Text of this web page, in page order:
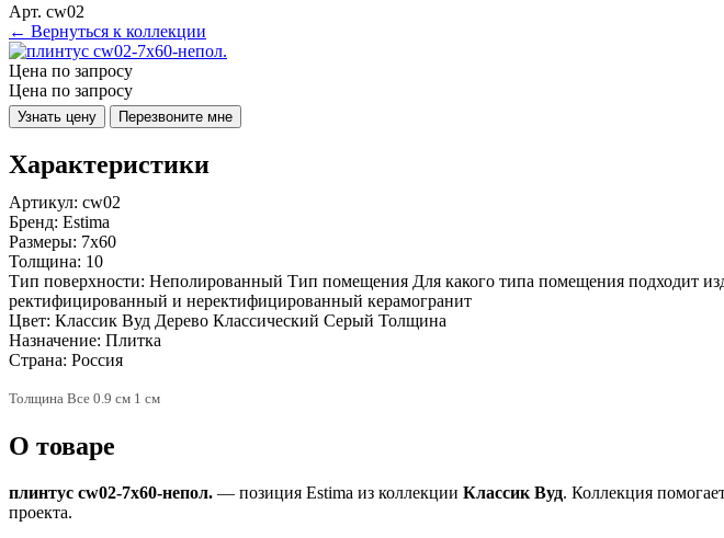
Арт. cw02
← Вернуться к коллекции
Цена по запросу
Цена по запросу
Узнать цену Перезвоните мне
Характеристики
Артикул: cw02
Бренд: Estima
Размеры: 7x60
Толщина: 10
Тип поверхности: Неполированный Тип помещения Для какого типа помещения подходит
ректифицированный и неректифицированный керамогранит
Цвет: Классик Вуд Дерево Классический Серый Толщина
Назначение: Плитка
Страна: Россия
Толщина Все 0.9 см 1 см
О товаре
плинтус cw02-7x60-непол. — позиция Estima из коллекции Классик Вуд. Коллекция
проекта.